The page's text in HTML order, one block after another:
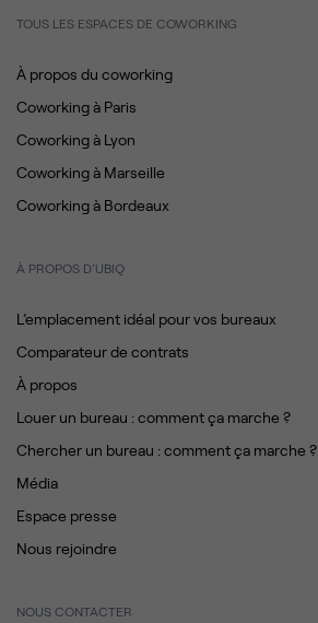
TOUS LES ESPACES DE COWORKING
À propos du coworking
Coworking à Paris
Coworking à Lyon
Coworking à Marseille
Coworking à Bordeaux
À PROPOS D’UBIQ
L’emplacement idéal pour vos bureaux
Comparateur de contrats
À propos
Louer un bureau : comment ça marche ?
Chercher un bureau : comment ça marche ?
Média
Espace presse
Nous rejoindre
NOUS CONTACTER